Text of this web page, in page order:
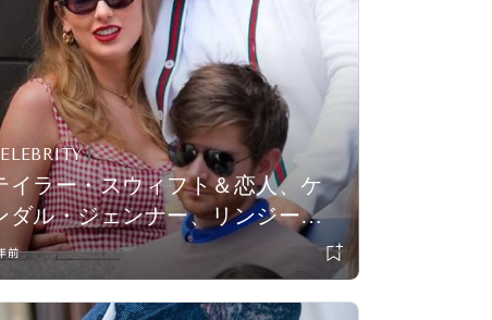
イラー・スウィフト＆恋人、ケ
ダル・ジェンナー、リンジー・
ーハンなど、テニス全米オープ
決勝にセレブが大集結！ 総勢33
の観戦姿＆着用アイテムを一挙
前